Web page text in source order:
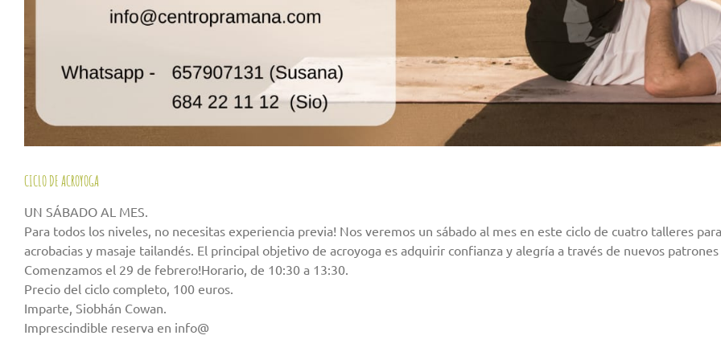
CICLO DE ACROYOGA
UN SÁBADO AL MES.
Para todos los niveles, no necesitas experiencia previa! Nos veremos un sábado al mes en este ciclo de cuatro talleres
acrobacias y masaje tailandés. El principal objetivo de acroyoga es adquirir confianza y alegría a través de nuevos
Comenzamos el 29 de febrero!Horario, de 10:30 a 13:30.
Precio del ciclo completo, 100 euros.
Imparte, Siobhán Cowan.
Imprescindible reserva en info@